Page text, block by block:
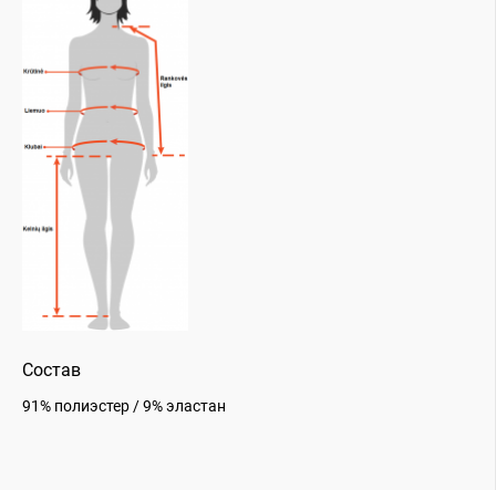
Состав
91% полиэстер / 9% эластан